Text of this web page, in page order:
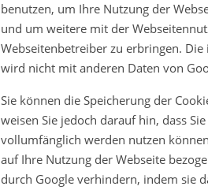
benutzen, um Ihre Nutzung der
und um weitere mit der
Webseitenbetreiber zu erbringen.
wird nicht mit anderen Daten von
Sie können die Speicherung der
weisen Sie jedoch darauf hin, dass
vollumfänglich werden nutzen
auf Ihre Nutzung der Webseite
durch Google verhindern, indem sie